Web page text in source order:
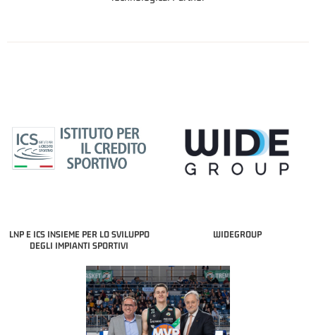
LNP E ICS INSIEME PER LO SVILUPPO
DEGLI IMPIANTI SPORTIVI
WIDEGROUP